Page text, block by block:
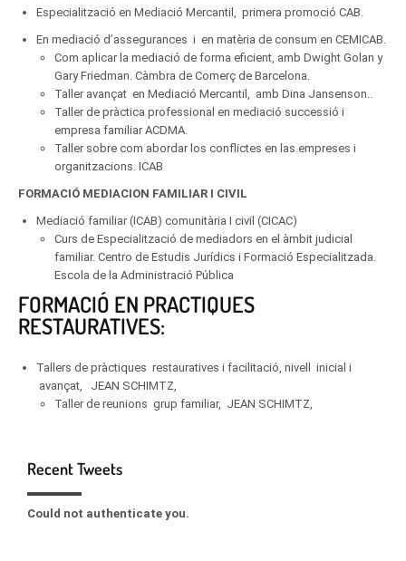
Especialització en Mediació Mercantil, primera promoció CAB.
En mediació d’assegurances i en matèria de consum en CEMICAB.
Com aplicar la mediació de forma eficient, amb Dwight Golan y
Gary Friedman. Càmbra de Comerç de Barcelona.
Taller avançat en Mediació Mercantil, amb Dina Jansenson..
Taller de pràctica professional en mediació successió i
empresa familiar ACDMA.
Taller sobre com abordar los conflictes en las empreses i
organitzacions. ICAB
FORMACIÓ MEDIACION FAMILIAR I CIVIL
Mediació familiar (ICAB) comunitària I civil (CICAC)
Curs de Especialització de mediadors en el àmbit judicial
familiar. Centro de Estudis Jurídics i Formació Especialitzada.
Escola de la Administració Pública
FORMACIÓ EN PRACTIQUES
RESTAURATIVES:
Tallers de pràctiques restauratives i facilitació, nivell inicial i
avançat, JEAN SCHIMTZ,
Taller de reunions grup familiar, JEAN SCHIMTZ,
Recent Tweets
Could not authenticate you.